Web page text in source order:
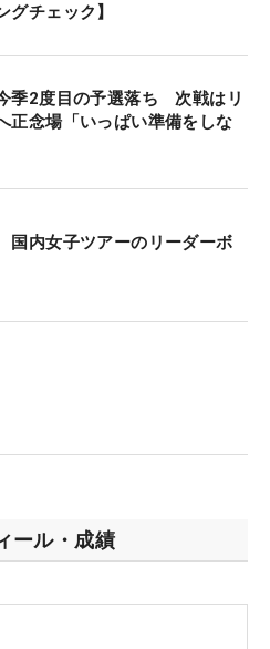
）、イム・ジンヒ（韓
グチェック】
季2度目の予選落ち 次戦はリ
正念場「いっぱい準備をしな
内女子ツアーのリーダーボ
ール・成績